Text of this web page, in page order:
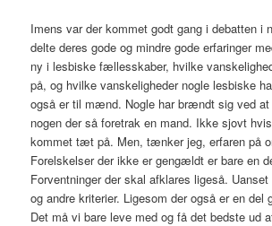
Imens var der kommet godt gang i debatten i
delte deres gode og mindre gode erfaringer
ny i lesbiske fællesskaber, hvilke
på, og hvilke vanskeligheder nogle lesbiske
også er til mænd. Nogle har brændt sig ved
nogen der så foretrak en mand. Ikke sjovt
kommet tæt på. Men, tænker jeg, erfaren på
Forelskelser der ikke er gengældt er bare en
Forventninger der skal afklares ligeså.
og andre kriterier. Ligesom der også er en
Det må vi bare leve med og få det bedste ud